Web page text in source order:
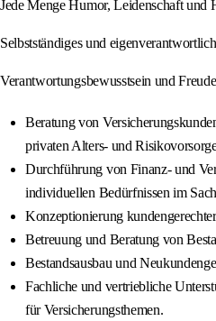
Jede Menge Humor, Leidenschaft und
Selbstständiges und
Verantwortungsbewusstsein und
Beratung von
privaten Alters- und
Durchführung von Finanz- und
individuellen Bedürfnissen im
Konzeptionierung
Betreuung und Beratung von
Bestandsausbau und
Fachliche und vertriebliche
für Versicherungsthemen.